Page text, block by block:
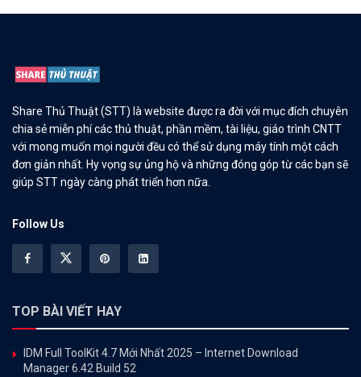
Share Thủ Thuật (STT) là website được ra đời với mục đích chuyên
chia sẻ miễn phí các thủ thuật, phần mềm, tài liệu, giáo trình CNTT
với mong muốn mọi người đều có thể sử dụng máy tính một cách
đơn giản nhất. Hy vọng sự ủng hộ và những đóng góp từ các bạn sẽ
giúp STT ngày càng phát triển hơn nữa.
Follow Us
TOP BÀI VIẾT HAY
IDM Full ToolKit 4.7 Mới Nhất 2025 – Internet Download
Manager 6.42 Build 52